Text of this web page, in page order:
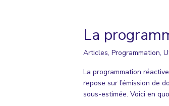
La
Articles,Programmation,
La programmation
repose sur l’émission de
sous-estimée. Voici en